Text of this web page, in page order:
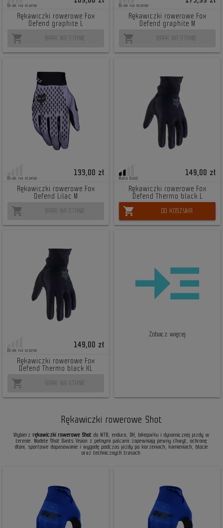
Brak na stanie
Rękawiczki rowerowe Fox
Defend graphite L
shopping_cart BRAK NA STANIE
Brak na stanie
Rękawiczki rowerowe Fox
Defend graphite M
shopping_cart BRAK NA STANIE
Brak na stanie
133,00 zł
Rękawiczki rowerowe Fox
Defend Lilac M
shopping_cart BRAK NA STANIE
Mała ilość
149,00 zł
Rękawiczki rowerowe Fox
Defend Thermo black L
shopping_cart DO KOSZYKA
Brak na stanie
149,00 zł
Rękawiczki rowerowe Fox
Defend Thermo black XL
shopping_cart BRAK NA STANIE
Zobacz więcej
Rękawiczki rowerowe Shot
Wybierz rękawiczki rowerowe Shot do MTB, enduro, DH, bikeparku i dynamicznej jazdy w
terenie. Modele Shot Gants Vision z pełnymi palcami zapewniają pewny chwyt, ochronę
dłoni, sportowe dopasowanie i wygodę podczas jazdy po korzeniach, kamieniach, błocie
oraz technicznych trasach.